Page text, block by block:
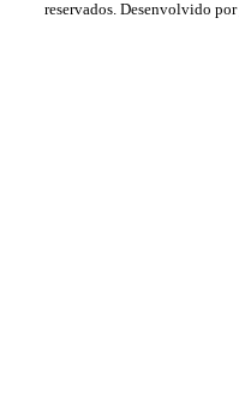
reservados. Desenvolvido por